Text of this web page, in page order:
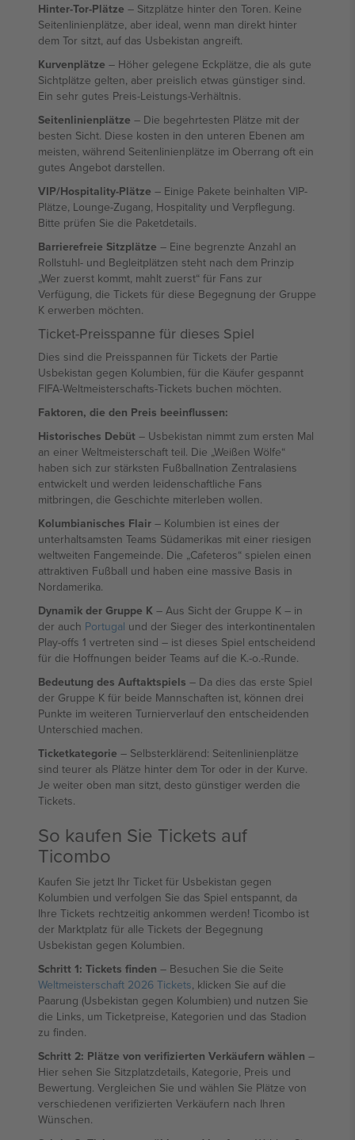
Hinter-Tor-Plätze – Sitzplätze hinter den Toren. Keine
Seitenlinienplätze, aber ideal, wenn man direkt hinter
dem Tor sitzt, auf das Usbekistan angreift.
Kurvenplätze – Höher gelegene Eckplätze, die als gute
Sichtplätze gelten, aber preislich etwas günstiger sind.
Ein sehr gutes Preis-Leistungs-Verhältnis.
Seitenlinienplätze – Die begehrtesten Plätze mit der
besten Sicht. Diese kosten in den unteren Ebenen am
meisten, während Seitenlinienplätze im Oberrang oft ein
gutes Angebot darstellen.
VIP/Hospitality-Plätze – Einige Pakete beinhalten VIP-
Plätze, Lounge-Zugang, Hospitality und Verpflegung.
Bitte prüfen Sie die Paketdetails.
Barrierefreie Sitzplätze – Eine begrenzte Anzahl an
Rollstuhl- und Begleitplätzen steht nach dem Prinzip
„Wer zuerst kommt, mahlt zuerst“ für Fans zur
Verfügung, die Tickets für diese Begegnung der Gruppe
K erwerben möchten.
Ticket-Preisspanne für dieses Spiel
Dies sind die Preisspannen für Tickets der Partie
Usbekistan gegen Kolumbien, für die Käufer gespannt
FIFA-Weltmeisterschafts-Tickets buchen möchten.
Faktoren, die den Preis beeinflussen:
Historisches Debüt – Usbekistan nimmt zum ersten Mal
an einer Weltmeisterschaft teil. Die „Weißen Wölfe“
haben sich zur stärksten Fußballnation Zentralasiens
entwickelt und werden leidenschaftliche Fans
mitbringen, die Geschichte miterleben wollen.
Kolumbianisches Flair – Kolumbien ist eines der
unterhaltsamsten Teams Südamerikas mit einer riesigen
weltweiten Fangemeinde. Die „Cafeteros“ spielen einen
attraktiven Fußball und haben eine massive Basis in
Nordamerika.
Dynamik der Gruppe K – Aus Sicht der Gruppe K – in
der auch Portugal und der Sieger des interkontinentalen
Play-offs 1 vertreten sind – ist dieses Spiel entscheidend
für die Hoffnungen beider Teams auf die K.-o.-Runde.
Bedeutung des Auftaktspiels – Da dies das erste Spiel
der Gruppe K für beide Mannschaften ist, können drei
Punkte im weiteren Turnierverlauf den entscheidenden
Unterschied machen.
Ticketkategorie – Selbsterklärend: Seitenlinienplätze
sind teurer als Plätze hinter dem Tor oder in der Kurve.
Je weiter oben man sitzt, desto günstiger werden die
Tickets.
So kaufen Sie Tickets auf
Ticombo
Kaufen Sie jetzt Ihr Ticket für Usbekistan gegen
Kolumbien und verfolgen Sie das Spiel entspannt, da
Ihre Tickets rechtzeitig ankommen werden! Ticombo ist
der Marktplatz für alle Tickets der Begegnung
Usbekistan gegen Kolumbien.
Schritt 1: Tickets finden – Besuchen Sie die Seite
Weltmeisterschaft 2026 Tickets, klicken Sie auf die
Paarung (Usbekistan gegen Kolumbien) und nutzen Sie
die Links, um Ticketpreise, Kategorien und das Stadion
zu finden.
Schritt 2: Plätze von verifizierten Verkäufern wählen –
Hier sehen Sie Sitzplatzdetails, Kategorie, Preis und
Bewertung. Vergleichen Sie und wählen Sie Plätze von
verschiedenen verifizierten Verkäufern nach Ihren
Wünschen.